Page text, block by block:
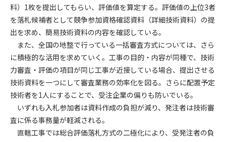
お問い合わせ
個人情報保護方針
会員規約
料）1枚を提出してもらい、評価値を算定する。評価値の上位3者
を落札候補者として競争参加資格確認資料（詳細技術資料）の提
出を求め、簡易技術資料の内容を確認している。
また、全国の地整で行っている一括審査方式については、さら
に積極的な活用を求めていく。工事の目的・内容が同種で、技術
力審査・評価の項目が同じ工事が近接している場合、提出させる
技術資料を一つにして審査業務の効率化を図る。さらに配置予定
技術者を1人にすることで、受注企業の偏りも防いでいる。
いずれも入札参加者は資料作成の負担が減り、発注者は技術審
査に係る事務量が軽減される。
直轄工事では総合評価落札方式の二極化により、受発注者の負
第2条（規約の変更）
本規約は、会員の了承を得ることなく、随時変更されることが
あります。変更内容は、建設資料館WEB上に表示した時点で直
ちに全ての会員が了承したものとみなします。
第4条（会員審査および資格の取り消し）
会員とは、本規約を承諾の上、所定の会員申込手続きを完了
後、管理者がこれを承認した者をいいます。
第4条（会員の定義と登録）
1. 管理者は前条により審査の結果、会員申込みをした者が以下
の何れかの項目に該当することがわかった場合、その者の会